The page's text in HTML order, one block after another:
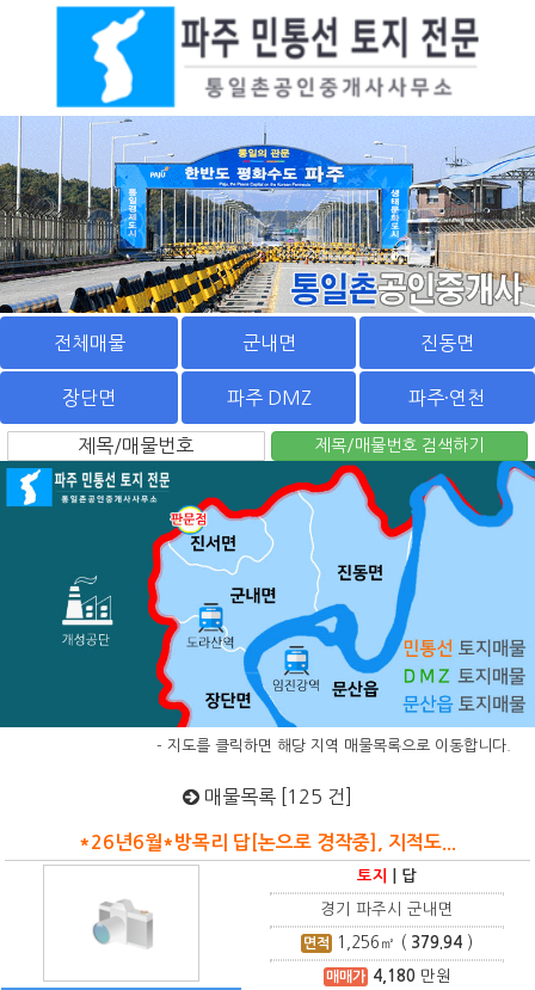
전체매물 군내면 진동면
장단면 파주 DMZ 파주·연천
- 지도를 클릭하면 해당 지역 매물목록으로 이동합니다.
매물목록 [125 건]
*26년6월*방목리 답[논으로 경작중], 지적도...
토지 답
경기 파주시 군내면
면적 1,256 ㎡ ( 379.94 )
매매가 4,180만원